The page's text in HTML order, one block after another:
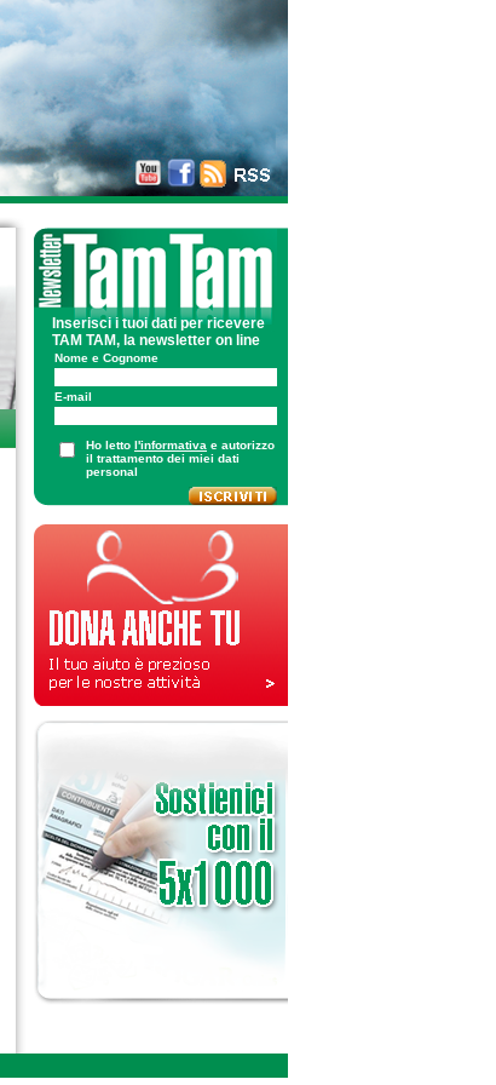
Inserisci i tuoi dati per ricevere
TAM TAM, la newsletter on line
Nome e Cognome
E-mail
Ho letto l'informativa e autorizzo
il trattamento dei miei dati
personal